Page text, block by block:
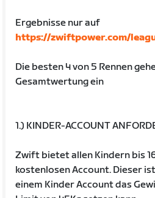
Ergebnisse nur auf
https://zwiftpower.com/
Die besten 4 von 5 Rennen
Gesamtwertung ein
1.) KINDER-ACCOUNT
Zwift bietet allen Kindern bis
kostenlosen Account. Dieser
einem Kinder Account das